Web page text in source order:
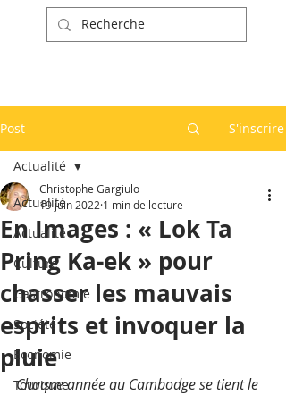
Post S'inscrire
Actualité
Actualité
Culture
Gastronomie
Société
Economie
Tourisme
Actualité
En Images : « Lok Ta
Pring Ka-ek » pour
chasser les mauvais
esprits et invoquer la
pluie
Christophe Gargiulo
19 juin 2022 1 min de lecture
Chaque année au Cambodge se tient le